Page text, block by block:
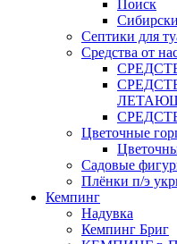
Поиск
Септики для
Средства от
Цветочные
Садовые
Плёнки п/э
Кемпинг
Надувка
Кемпинг Бриг